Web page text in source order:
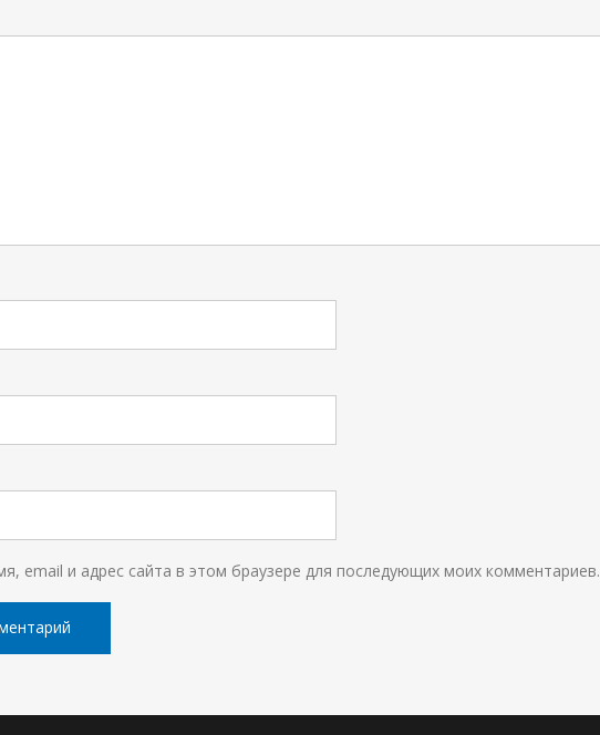
email и адрес сайта в этом браузере для последующих моих комментариев.